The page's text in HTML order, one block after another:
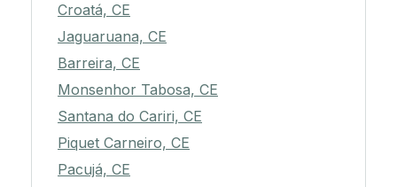
Croatá, CE
Jaguaruana, CE
Barreira, CE
Monsenhor Tabosa, CE
Santana do Cariri, CE
Piquet Carneiro, CE
Pacujá, CE